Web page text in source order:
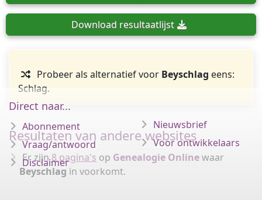
Download resultaatlijst
Probeer als alternatief voor Beyschlag eens:
Schlag.
Resultaten van andere websites
Er zijn8 pagina's op Genealogie Onlinewaar
Beyschlag in voorkomt.
Direct naar...
Abonnement
Vraag/antwoord
Disclaimer
Nieuwsbrief
Voor ontwikkelaars